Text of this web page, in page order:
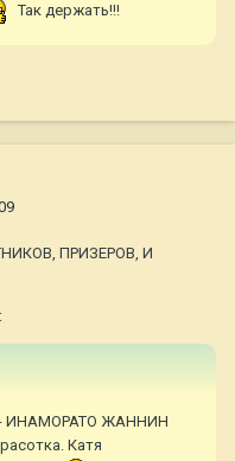
Так держать!!!
ПРИЗЕРОВ, И
- ИНАМОРАТО ЖАННИН
Катя